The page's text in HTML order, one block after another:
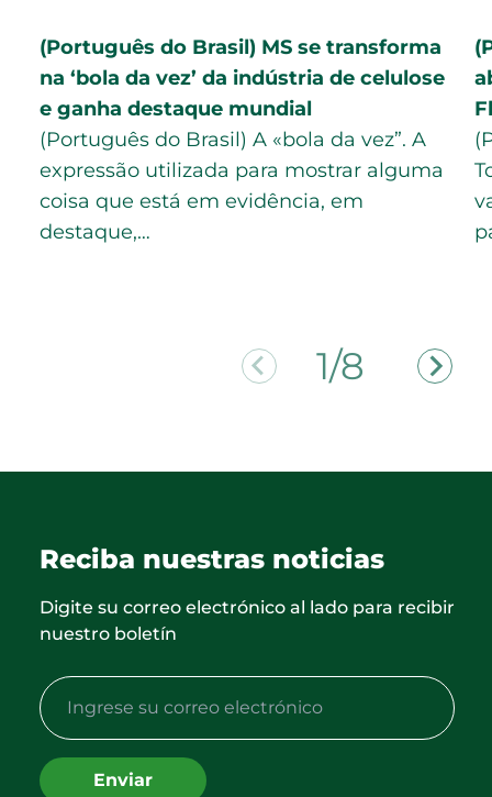
(Português do Brasil) MS se transforma
na ‘bola da vez’ da indústria de celulose
e ganha destaque mundial
(Português do Brasil) A «bola da vez”. A
expressão utilizada para mostrar alguma
coisa que está em evidência, em
destaque,…
2/8
Reciba nuestras noticias
Digite su correo electrónico al lado para recibir
nuestro boletín
Enviar